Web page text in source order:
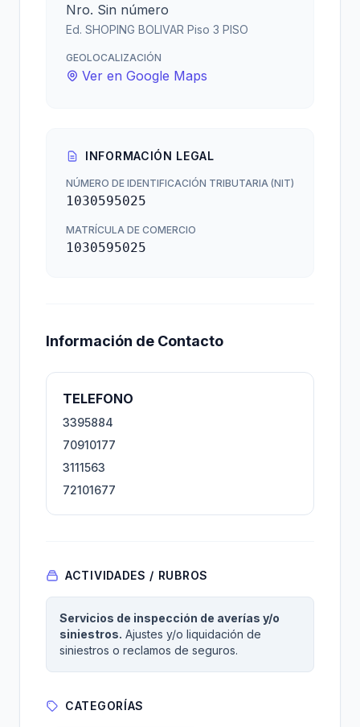
Nro. Sin número
Ed. SHOPING BOLIVAR Piso 3 PISO
GEOLOCALIZACIÓN
Ver en Google Maps
INFORMACIÓN LEGAL
NÚMERO DE IDENTIFICACIÓN TRIBUTARIA (NIT)
1030595025
MATRÍCULA DE COMERCIO
1030595025
Información de Contacto
TELEFONO
3395884
70910177
3111563
72101677
ACTIVIDADES / RUBROS
Servicios de inspección de averías y/o
siniestros. Ajustes y/o liquidación de
siniestros o reclamos de seguros.
CATEGORÍAS